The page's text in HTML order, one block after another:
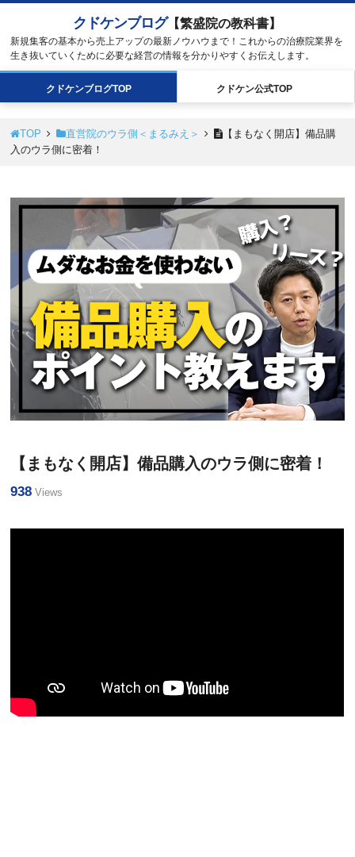
クドケンブログ【繁盛院の教科書】
新規集客の基本から売上アップの最新ノウハウまで！これからの治療院業界を
生き抜いていくために必要な経営の情報を分かりやすくお伝えします。
クドケンブログTOP クドケン公式TOP
TOP 直営院のウラ側＜まるみえ＞
【まもなく開店】備品購
入のウラ側に密着！
【まもなく開店】備品購入のウラ側に密着！
938 Views